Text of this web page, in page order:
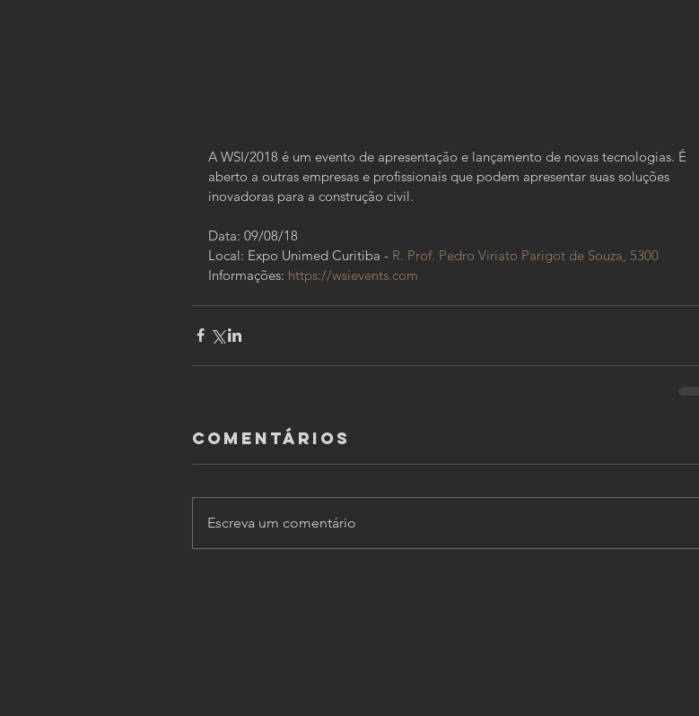
A WSI/2018 é um evento de apresentação e lançamento de novas tecnologias. É
aberto a outras empresas e profissionais que podem apresentar suas soluções
inovadoras para a construção civil.
Data: 09/08/18
Local: Expo Unimed Curitiba - R. Prof. Pedro Viriato Parigot de Souza, 5300
Informações: https://wsievents.com
Comentários
Escreva um comentário